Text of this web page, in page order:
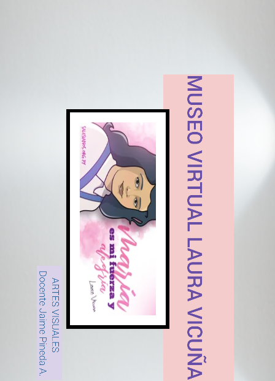
MUSEO VIRTUAL LAURA VICUÑA
ARTES VISUALES
Docente Jaime Pineda A.